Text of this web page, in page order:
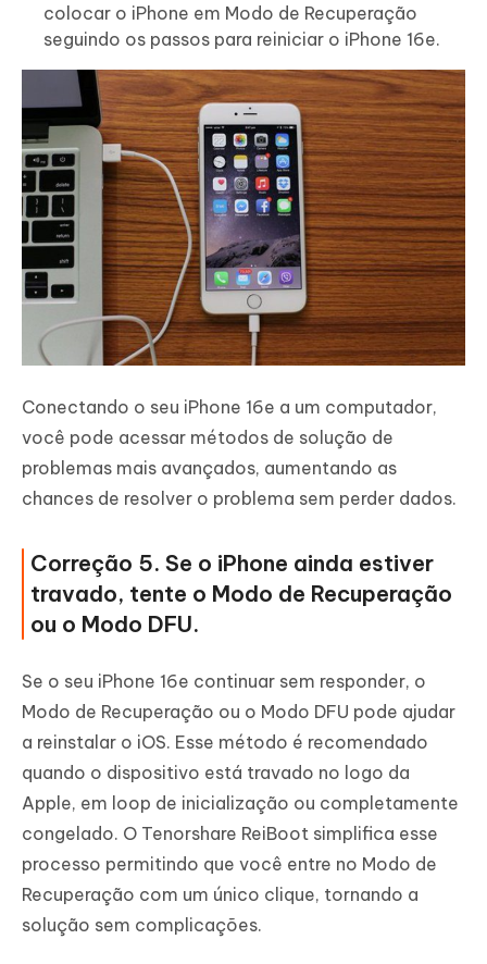
colocar o iPhone em Modo de Recuperação
seguindo os passos para reiniciar o iPhone 16e.
Conectando o seu iPhone 16e a um computador,
você pode acessar métodos de solução de
problemas mais avançados, aumentando as
chances de resolver o problema sem perder dados.
Correção 5. Se o iPhone ainda estiver
travado, tente o Modo de Recuperação
ou o Modo DFU.
Se o seu iPhone 16e continuar sem responder, o
Modo de Recuperação ou o Modo DFU pode ajudar
a reinstalar o iOS. Esse método é recomendado
quando o dispositivo está travado no logo da
Apple, em loop de inicialização ou completamente
congelado. O Tenorshare ReiBoot simplifica esse
processo permitindo que você entre no Modo de
Recuperação com um único clique, tornando a
solução sem complicações.